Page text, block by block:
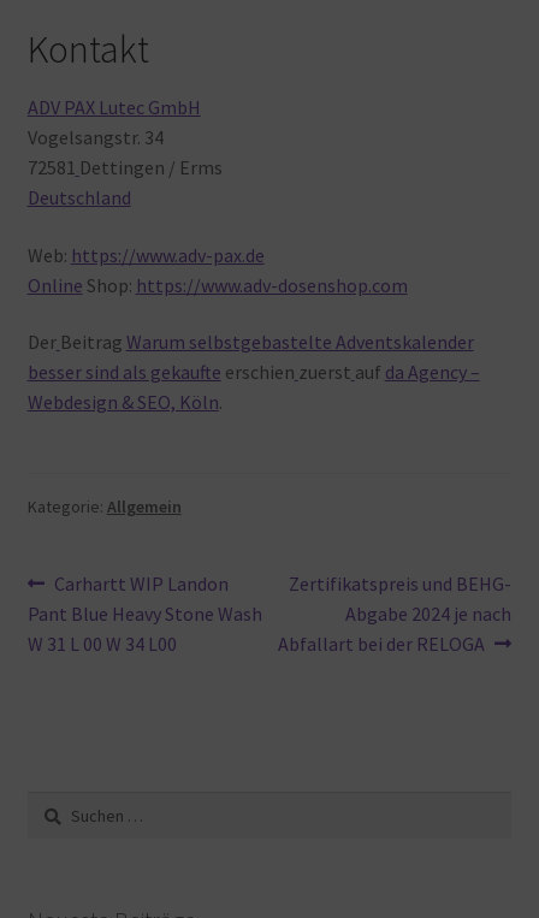
Kontakt
ADV PAX Lutec GmbH
Vogelsangstr. 34
72581 Dettingen / Erms
Deutschland
Web: https://www.adv-pax.de
Online Shop: https://www.adv-dosenshop.com
Der Beitrag Warum selbstgebastelte Adventskalender
besser sind als gekaufte erschien zuerst auf da Agency –
Webdesign & SEO, Köln.
Kategorie: Allgemein
Beitragsnavigation
Vorheriger
Beitrag:
Carhartt WIP Landon
Pant Blue Heavy Stone Wash
W 31 L 00 W 34 L00
Nächster
Beitrag:
Zertifikatspreis und BEHG-
Abgabe 2024 je nach
Abfallart bei der RELOGA
Suche
nach: